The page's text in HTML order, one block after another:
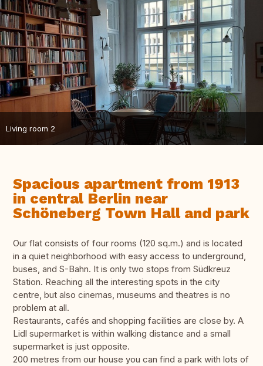
Living room 2
Spacious apartment from 1913
in central Berlin near
Schöneberg Town Hall and park
Our flat consists of four rooms (120 sq.m.) and is located
in a quiet neighborhood with easy access to underground,
buses, and S-Bahn. It is only two stops from Südkreuz
Station. Reaching all the interesting spots in the city
centre, but also cinemas, museums and theatres is no
problem at all.
Restaurants, cafés and shopping facilities are close by. A
Lidl supermarket is within walking distance and a small
supermarket is just opposite.
200 metres from our house you can find a park with lots of